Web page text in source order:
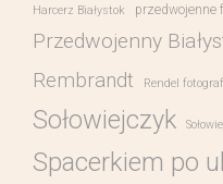
Harcerz Białystok przedwojenne
Przedwojenny
Rembrandt Rendel
Sołowiejczyk
Spacerkiem po